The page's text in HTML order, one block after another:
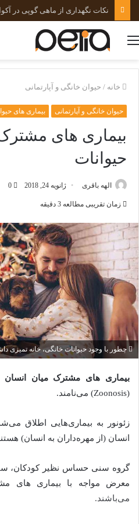
نکات نگهداری از ماهی گوپی در
منو
خانه / حیوان خانگی و آپارتمانی
حیوان خانگی و آپارتمانی بیماری های
بیماری های
حیوانات
الهه باقری ژانویه 24, 2018 0
زمان تقریبی مطالعه 3 دقیقه
چطور با وجود حیوانات خانگی، خانه تمیزی
بیماری های مشترک میان انسان
(Zoonosis) می‌نامند.
زئونور به بیماری‌هایی اطلاق
انسان (از مهره‌داران به انسان)
گروه سنی حساس نظیر کودکان،
معرض مواجه با بیماری های
می‌باشند.